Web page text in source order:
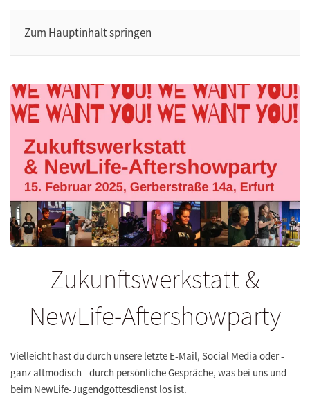
Zum Hauptinhalt springen
Zukunftswerkstatt &
NewLife-Aftershowparty
Vielleicht hast du durch unsere letzte E-Mail, Social Media oder -
ganz altmodisch - durch persönliche Gespräche, was bei uns und
beim NewLife-Jugendgottesdienst los ist.